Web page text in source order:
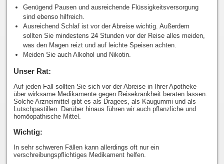
Genügend Pausen und ausreichende Flüssigkeitsversorgung
sind ebenso hilfreich.
Ausreichend Schlaf ist vor der Abreise wichtig. Außerdem
sollten Sie mindestens 24 Stunden vor der Reise alles meiden,
was den Magen reizt und auf leichte Speisen achten.
Meiden Sie auch Alkohol und Nikotin.
Unser Rat:
Auf jeden Fall sollten Sie sich vor der Abreise in Ihrer Apotheke
über wirksame Medikamente gegen Reisekrankheit beraten lassen.
Solche Arzneimittel gibt es als Dragees, als Kaugummi und als
Lutschpastillen. Darüber hinaus führen wir auch pflanzliche und
homöopathische Mittel.
Wichtig:
In sehr schweren Fällen kann allerdings oft nur ein
verschreibungspflichtiges Medikament helfen.